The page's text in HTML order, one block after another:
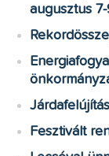
augusztus 7-
Fesztivált